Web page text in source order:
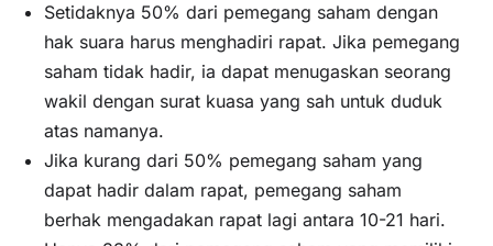
Setidaknya 50% dari pemegang saham dengan
hak suara harus menghadiri rapat. Jika pemegang
saham tidak hadir, ia dapat menugaskan seorang
wakil dengan surat kuasa yang sah untuk duduk
atas namanya.
Jika kurang dari 50% pemegang saham yang
dapat hadir dalam rapat, pemegang saham
berhak mengadakan rapat lagi antara 10-21 hari.